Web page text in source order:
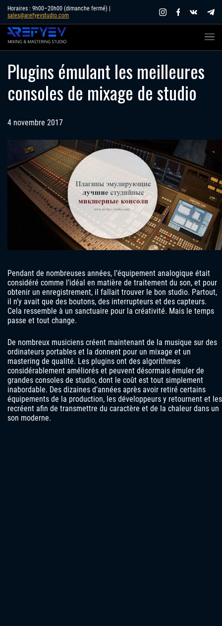
Skip
content
Horaires : 9h00–20h00 (dimanche fermé) |
sales@arefyevstudio.com
Plugins émulant les meilleures
consoles de mixage de studio
4 novembre 2017
Pendant de nombreuses années, l’équipement analogique était
considéré comme l’idéal en matière de traitement du son, et pour
obtenir un enregistrement, il fallait trouver le bon studio. Partout,
il n’y avait que des boutons, des interrupteurs et des capteurs.
Cela ressemble à un sanctuaire pour la créativité. Mais le temps
passe et tout change.
De nombreux musiciens créent maintenant de la musique sur des
ordinateurs portables et la donnent pour un mixage et un
mastering de qualité. Les plugins ont des algorithmes
considérablement améliorés et peuvent désormais émuler de
grandes consoles de studio, dont le coût est tout simplement
inabordable. Des dizaines d’années après avoir retiré certains
équipements de la production, les développeurs y retournent et les
recréent afin de transmettre du caractère et de la chaleur dans un
son moderne.